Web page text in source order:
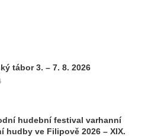
tábor 3. – 7. 8. 2026
hudební festival varhanní
hudby ve Filipově 2026 – XIX.